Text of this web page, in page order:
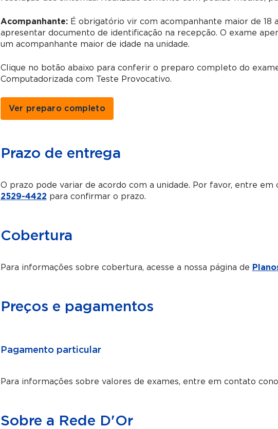
Acompanhante:É obrigatório vir com acompanhante maior de 18
apresentar documento de identificação na recepção. O exame
um acompanhante maior de idade na unidade.
Clique no botão abaixo para conferir o preparo completo do
Computadorizada com Teste Provocativo.
Ver preparo completo
Prazo de entrega
O prazo pode variar de acordo com a unidade. Por favor, entre
2529-4422 para confirmar o prazo.
Cobertura
Para informações sobre cobertura, acesse a nossa página de
Preços e pagamentos
Pagamento particular
Para informações sobre valores de exames, entre em contato
Sobre a Rede D'Or